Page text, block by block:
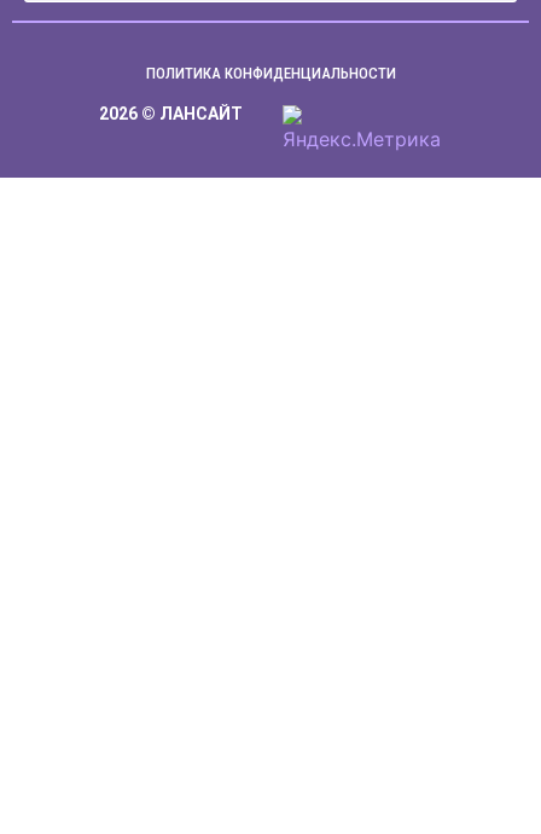
ПОЛИТИКА КОНФИДЕНЦИАЛЬНОСТИ
2026 © ЛАНСАЙТ